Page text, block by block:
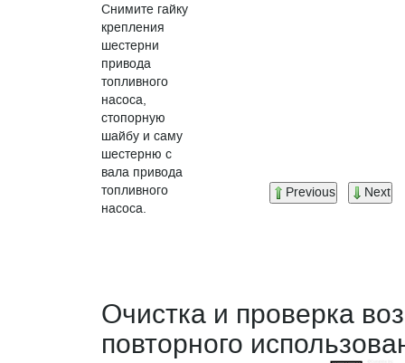
Снимите гайку
крепления
шестерни
привода
топливного
насоса,
стопорную
шайбу и саму
шестерню с
вала привода
топливного
насоса.
Previous Next
Очистка и проверка
повторного